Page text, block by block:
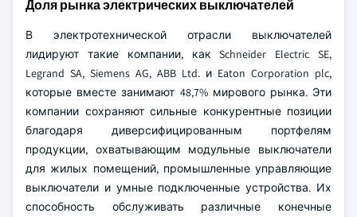
Доля рынка электрических выключателей
В электротехнической отрасли выключателей
лидируют такие компании, как Schneider Electric SE,
Legrand SA, Siemens AG, ABB Ltd. и Eaton Corporation plc,
которые вместе занимают 48,7% мирового рынка. Эти
компании сохраняют сильные конкурентные позиции
благодаря диверсифицированным портфелям
продукции, охватывающим модульные выключатели
для жилых помещений, промышленные управляющие
выключатели и умные подключенные устройства. Их
способность обслуживать различные конечные